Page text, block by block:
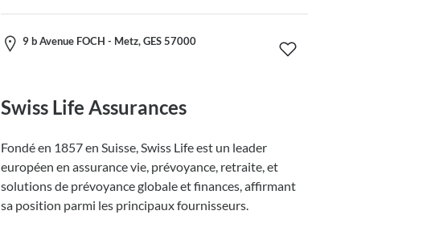
9 b Avenue FOCH - Metz, GES 57000
Swiss Life Assurances
Fondé en 1857 en Suisse, Swiss Life est un leader
européen en assurance vie, prévoyance, retraite, et
solutions de prévoyance globale et finances, affirmant
sa position parmi les principaux fournisseurs.